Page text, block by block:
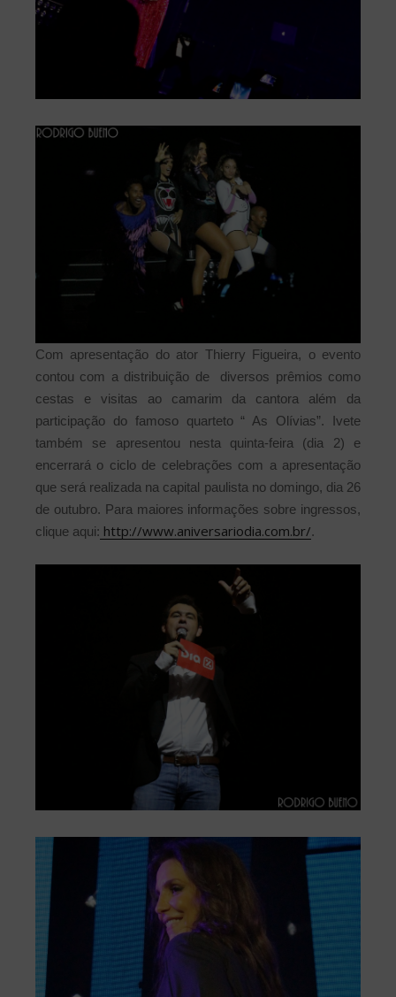
Com apresentação do ator Thierry Figueira, o evento
contou com a distribuição de diversos prêmios como
cestas e visitas ao camarim da cantora além da
participação do famoso quarteto “ As Olívias”. Ivete
também se apresentou nesta quinta-feira (dia 2) e
encerrará o ciclo de celebrações com a apresentação
que será realizada na capital paulista no domingo, dia 26
de outubro. Para maiores informações sobre ingressos,
clique aqui: http://www.aniversariodia.com.br/.